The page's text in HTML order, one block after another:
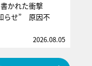
かれた衝撃
らせ” 原因不
2026.08.05